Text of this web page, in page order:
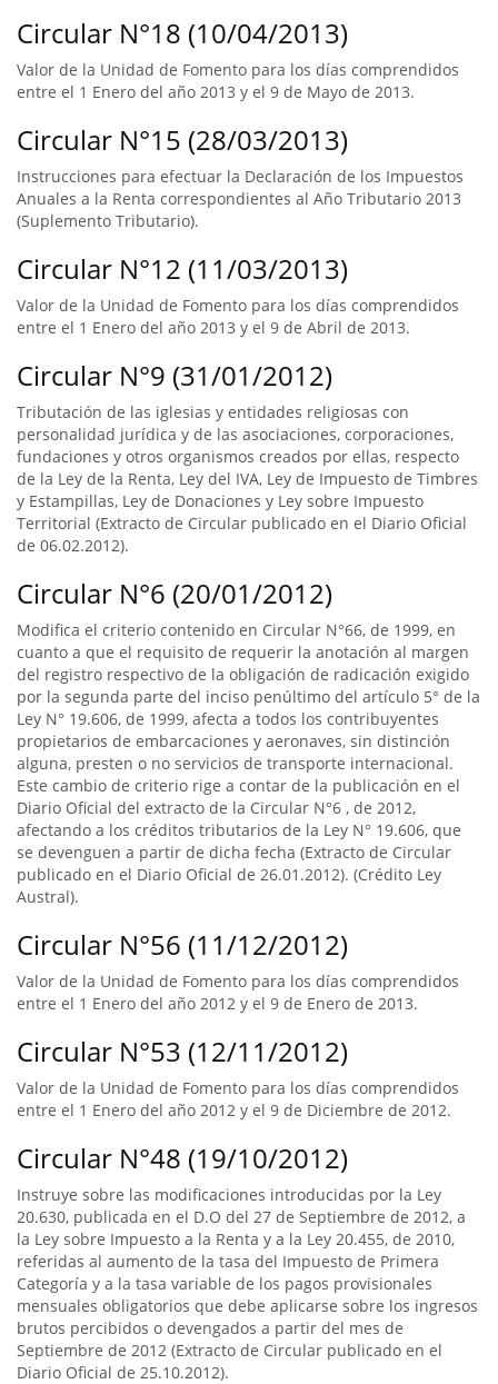
Circular N°18 (10/04/2013)
Valor de la Unidad de Fomento para los días comprendidos
entre el 1 Enero del año 2013 y el 9 de Mayo de 2013.
Circular N°15 (28/03/2013)
Instrucciones para efectuar la Declaración de los Impuestos
Anuales a la Renta correspondientes al Año Tributario 2013
(Suplemento Tributario).
Circular N°12 (11/03/2013)
Valor de la Unidad de Fomento para los días comprendidos
entre el 1 Enero del año 2013 y el 9 de Abril de 2013.
Circular N°9 (31/01/2012)
Tributación de las iglesias y entidades religiosas con
personalidad jurídica y de las asociaciones, corporaciones,
fundaciones y otros organismos creados por ellas, respecto
de la Ley de la Renta, Ley del IVA, Ley de Impuesto de Timbres
y Estampillas, Ley de Donaciones y Ley sobre Impuesto
Territorial (Extracto de Circular publicado en el Diario Oficial
de 06.02.2012).
Circular N°6 (20/01/2012)
Modifica el criterio contenido en Circular N°66, de 1999, en
cuanto a que el requisito de requerir la anotación al margen
del registro respectivo de la obligación de radicación exigido
por la segunda parte del inciso penúltimo del artículo 5° de la
Ley N° 19.606, de 1999, afecta a todos los contribuyentes
propietarios de embarcaciones y aeronaves, sin distinción
alguna, presten o no servicios de transporte internacional.
Este cambio de criterio rige a contar de la publicación en el
Diario Oficial del extracto de la Circular N°6 , de 2012,
afectando a los créditos tributarios de la Ley N° 19.606, que
se devenguen a partir de dicha fecha (Extracto de Circular
publicado en el Diario Oficial de 26.01.2012). (Crédito Ley
Austral).
Circular N°56 (11/12/2012)
Valor de la Unidad de Fomento para los días comprendidos
entre el 1 Enero del año 2012 y el 9 de Enero de 2013.
Circular N°53 (12/11/2012)
Valor de la Unidad de Fomento para los días comprendidos
entre el 1 Enero del año 2012 y el 9 de Diciembre de 2012.
Circular N°48 (19/10/2012)
Instruye sobre las modificaciones introducidas por la Ley
20.630, publicada en el D.O del 27 de Septiembre de 2012, a
la Ley sobre Impuesto a la Renta y a la Ley 20.455, de 2010,
referidas al aumento de la tasa del Impuesto de Primera
Categoría y a la tasa variable de los pagos provisionales
mensuales obligatorios que debe aplicarse sobre los ingresos
brutos percibidos o devengados a partir del mes de
Septiembre de 2012 (Extracto de Circular publicado en el
Diario Oficial de 25.10.2012).